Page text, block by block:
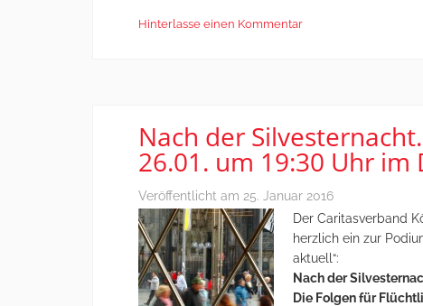
Hinterlasse einen Kommentar
Nach der
26.01. um 19:30 Uhr
Veröffentlicht am 25. Januar 2016
Der Caritasverband
herzlich ein zur
aktuell“:
Nach der
Die Folgen für